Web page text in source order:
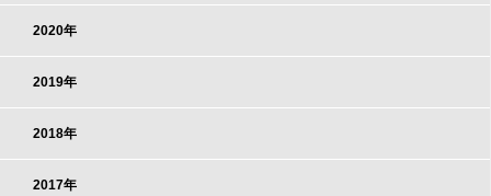
2020年
2019年
2018年
2017年